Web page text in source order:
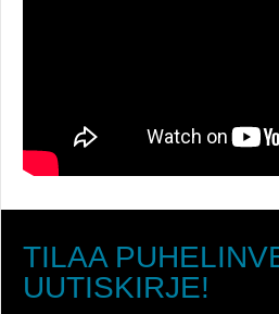
TILAA
UUTISKIRJE!